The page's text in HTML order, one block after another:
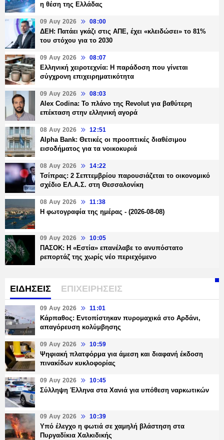
η θέση της Ελλάδας
09 Αυγ 2026 08:00
ΔΕΗ: Πατάει γκάζι στις ΑΠΕ, έχει «κλειδώσει» το 81%
του στόχου για το 2030
09 Αυγ 2026 08:07
Ελληνική χειροτεχνία: Η παράδοση που γίνεται
σύγχρονη επιχειρηματικότητα
09 Αυγ 2026 08:03
Alex Codina: Το πλάνο της Revolut για βαθύτερη
επέκταση στην ελληνική αγορά
08 Αυγ 2026 12:51
Alpha Bank: Θετικές οι προοπτικές διαθέσιμου
εισοδήματος για τα νοικοκυριά
08 Αυγ 2026 14:22
Τσίπρας: 2 Σεπτεμβρίου παρουσιάζεται το οικονομικό
σχέδιο ΕΛ.Α.Σ. στη Θεσσαλονίκη
08 Αυγ 2026 11:38
Η φωτογραφία της ημέρας - (2026-08-08)
09 Αυγ 2026 10:05
ΠΑΣΟΚ: Η «Εστία» επανέλαβε το ανυπόστατο
ρεπορτάζ της χωρίς νέο περιεχόμενο
ΕΙΔΗΣΕΙΣ ΕΠΙΧΕΙΡΗΣΕΙΣ
09 Αυγ 2026 11:01
Κάρπαθος: Εντοπίστηκαν πυρομαχικά στο Αρδάνι,
απαγόρευση κολύμβησης
09 Αυγ 2026 10:59
Ψηφιακή πλατφόρμα για άμεση και διαφανή έκδοση
πινακίδων κυκλοφορίας
09 Αυγ 2026 10:45
Σύλληψη Έλληνα στα Χανιά για υπόθεση ναρκωτικών
09 Αυγ 2026 10:39
Υπό έλεγχο η φωτιά σε χαμηλή βλάστηση στα
Πυργαδίκια Χαλκιδικής